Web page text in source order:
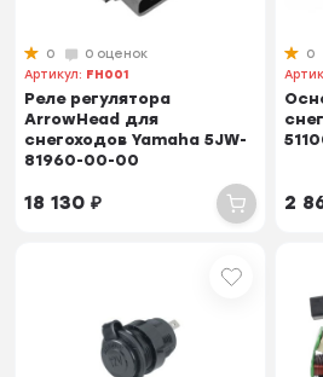
0
0 оценок
Артикул: FH001
Реле регулятора
ArrowHead для
снегоходов Yamaha 5JW-
81960-00-00
18 130₽
0
2